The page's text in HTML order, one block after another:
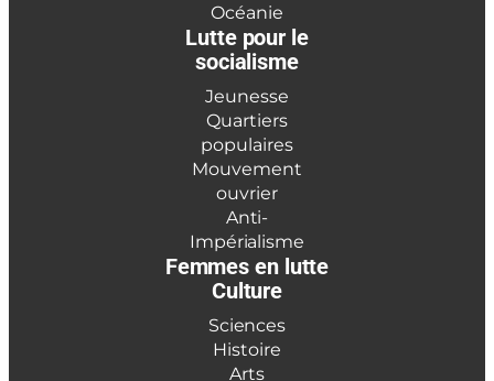
Océanie
Lutte pour le
socialisme
Jeunesse
Quartiers
populaires
Mouvement
ouvrier
Anti-
Impérialisme
Femmes en lutte
Culture
Sciences
Histoire
Arts